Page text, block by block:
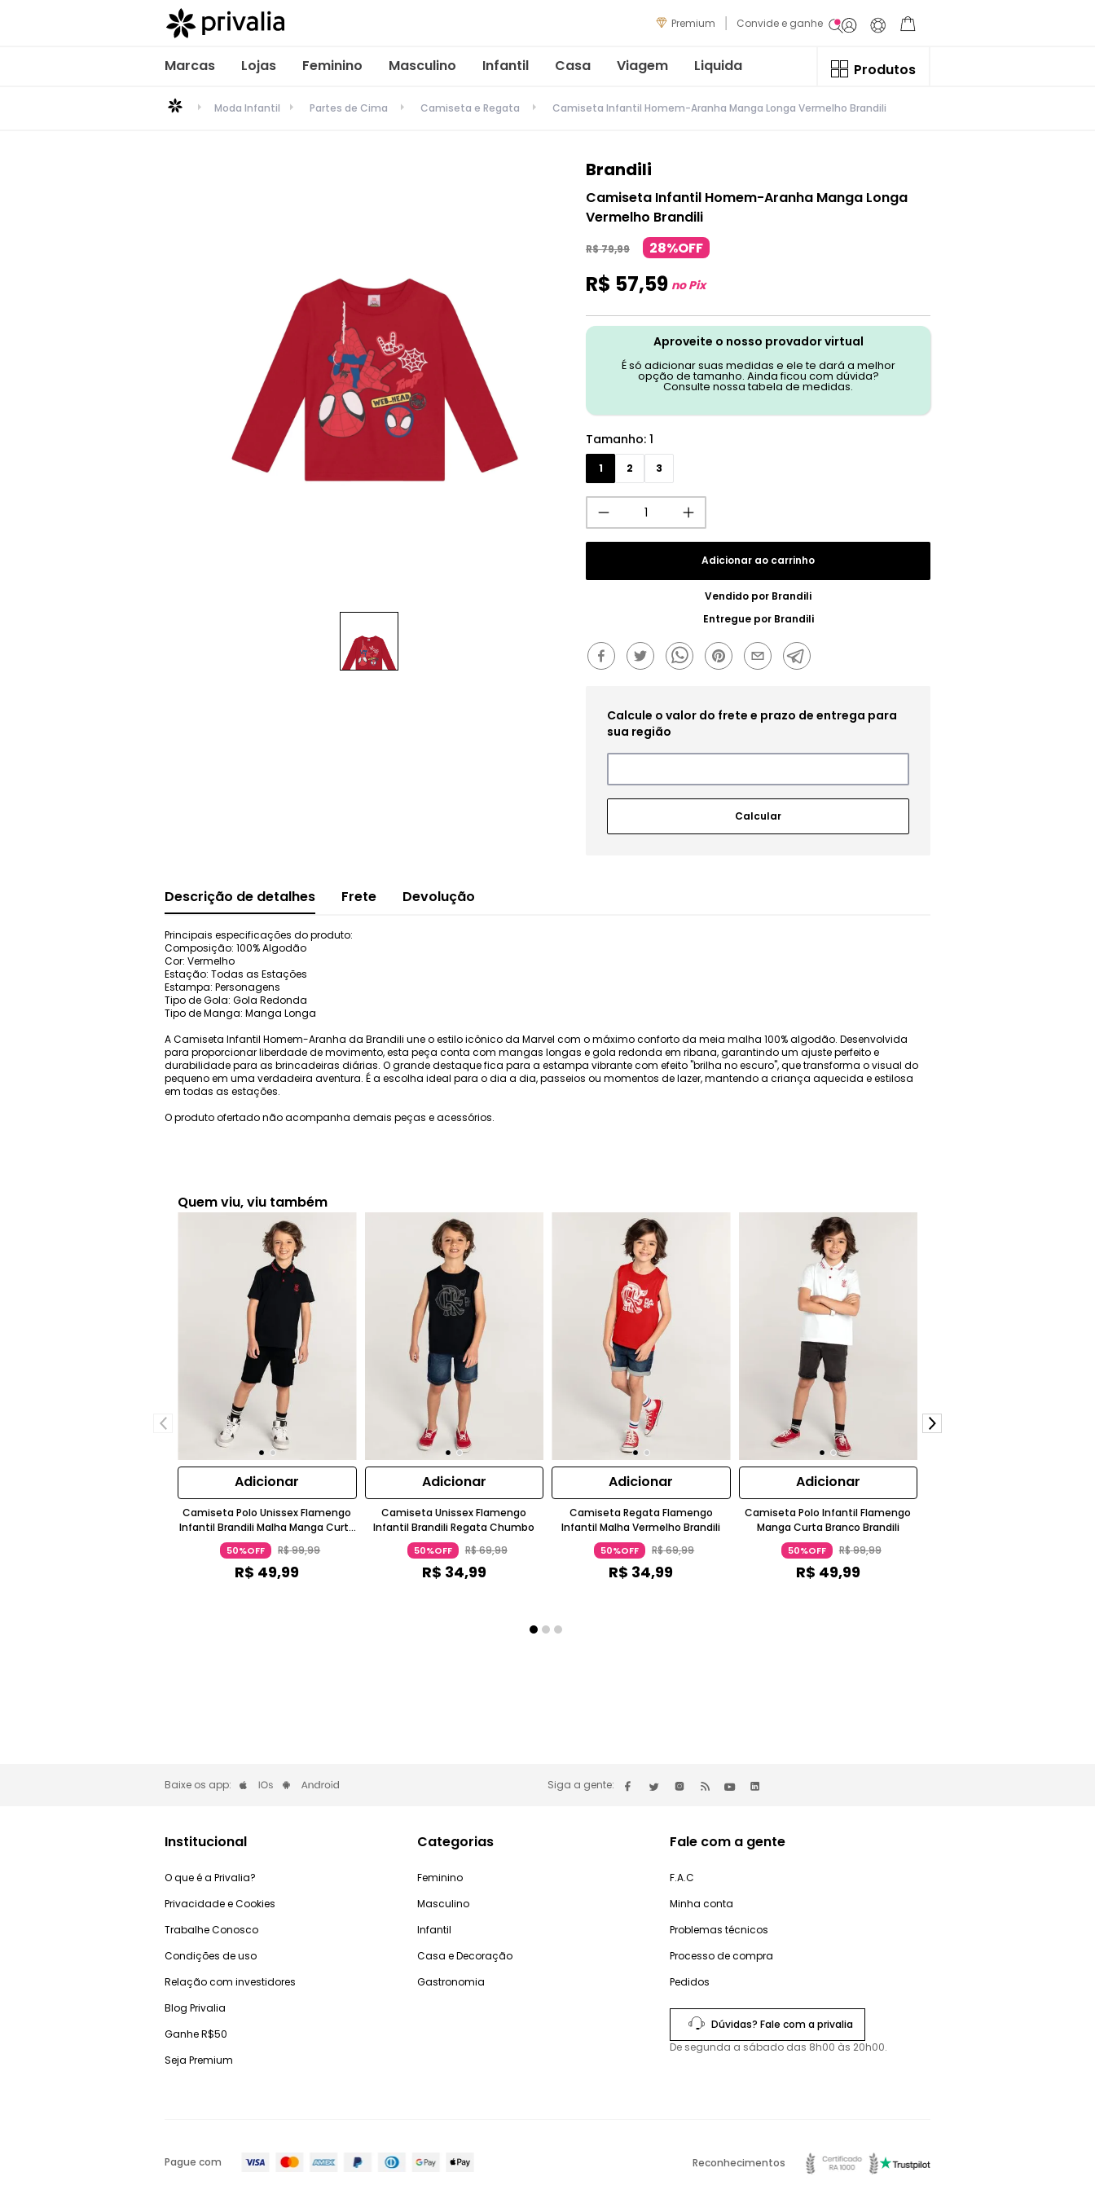
Premium Convide e ganhe
Marcas Lojas Feminino Masculino Infantil Casa Viagem Liquida Produtos
Moda Infantil Partes de Cima Camiseta e Regata Camiseta Infantil Homem-Aranha Manga Longa Vermelho Brandili
Brandili
Camiseta Infantil Homem-Aranha Manga Longa
Vermelho Brandili
R$79,99 28%OFF
R$ 57,59 no Pix
Aproveite o nosso provador virtual
É só adicionar suas medidas e ele te dará a melhor
opção de tamanho. Ainda ficou com dúvida?
Consulte nossa tabela de medidas.
Tamanho: 1
1 2 3
Adicionar ao carrinho
Vendido por Brandili
Entregue por Brandili
Descrição de detalhes Frete Devolução
Principais especificações do produto:
Composição: 100% Algodão
Cor: Vermelho
Estação: Todas as Estações
Estampa: Personagens
Tipo de Gola: Gola Redonda
Tipo de Manga: Manga Longa
A Camiseta Infantil Homem-Aranha da Brandili une o estilo icônico da Marvel com o máximo conforto da meia malha 100% algodão. Desenvolvida
para proporcionar liberdade de movimento, esta peça conta com mangas longas e gola redonda em ribana, garantindo um ajuste perfeito e
durabilidade para as brincadeiras diárias. O grande destaque fica para a estampa vibrante com efeito "brilha no escuro", que transforma o visual do
pequeno em uma verdadeira aventura. É a escolha ideal para o dia a dia, passeios ou momentos de lazer, mantendo a criança aquecida e estilosa
em todas as estações.
O produto ofertado não acompanha demais peças e acessórios.
Quem viu, viu também
Adicionar
Camiseta Polo Unissex Flamengo
Infantil Brandili Malha Manga Curta
Preto
50%OFF R$99,99
R$ 49,99
Adicionar
Camiseta Unissex Flamengo
Infantil Brandili Regata Chumbo
50%OFF R$69,99
R$ 34,99
Adicionar
Camiseta Regata Flamengo
Infantil Malha Vermelho Brandili
50%OFF R$69,99
R$ 34,99
Adicionar
Camiseta Polo Infantil Flamengo
Manga Curta Branco Brandili
50%OFF R$99,99
R$ 49,99
Baixe os app: Siga a gente:
Institucional
O que é a Privalia?
Privacidade e Cookies
Trabalhe Conosco
Condições de uso
Relação com investidores
Blog Privalia
Ganhe R$50
Seja Premium
Categorias
Feminino
Masculino
Infantil
Casa e Decoração
Gastronomia
Fale com a gente
F.A.C
Minha conta
Problemas técnicos
Processo de compra
Pedidos
Dúvidas? Fale com a privalia
De segunda a sábado das 8h00 às 20h00.
Pague com Reconhecimentos